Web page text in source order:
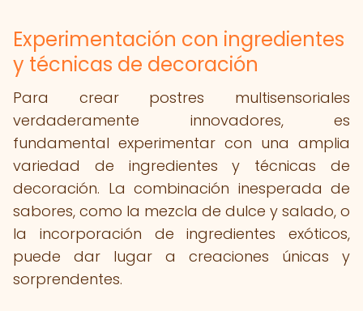
Experimentación con ingredientes
y técnicas de decoración
Para crear postres multisensoriales
verdaderamente innovadores, es
fundamental experimentar con una amplia
variedad de ingredientes y técnicas de
decoración. La combinación inesperada de
sabores, como la mezcla de dulce y salado, o
la incorporación de ingredientes exóticos,
puede dar lugar a creaciones únicas y
sorprendentes.